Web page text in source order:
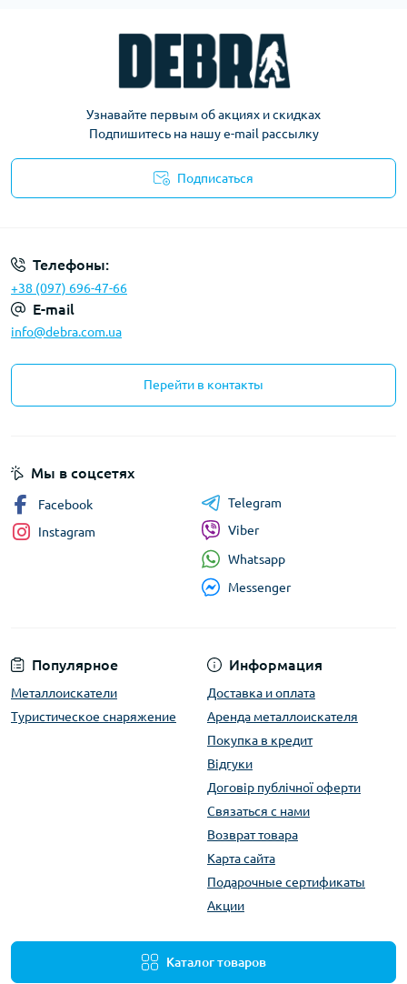
Узнавайте первым об акциях и скидках
Подпишитесь на нашу e-mail рассылку
Подписаться
Телефоны:
+38 (097) 696-47-66
E-mail
info@debra.com.ua
Перейти в контакты
Популярное
Металлоискатели
Туристическое снаряжение
Информация
Доставка и оплата
Аренда металлоискателя
Покупка в кредит
Відгуки
Договір публічної оферти
Связаться с нами
Возврат товара
Карта сайта
Подарочные сертификаты
Акции
Каталог товаров
Мы в соцсетях
Facebook
Instagram
Telegram
Viber
Whatsapp
Messenger